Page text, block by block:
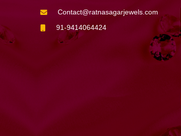
Contact@ratnasagarjewels.com
91-9414064424